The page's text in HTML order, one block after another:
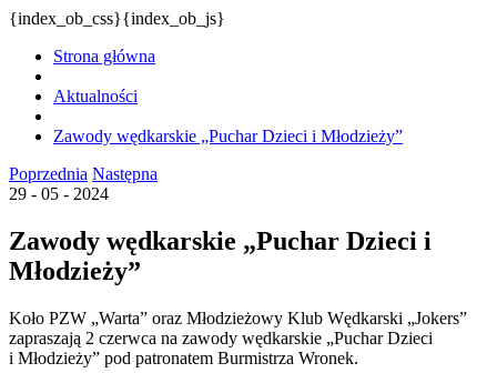
{index_ob_css}{index_ob_js}
Strona główna
Aktualności
Zawody wędkarskie „Puchar Dzieci i Młodzieży”
Poprzednia Następna
29 - 05 - 2024
Zawody wędkarskie „Puchar Dzieci i
Młodzieży”
Koło PZW „Warta” oraz Młodzieżowy Klub Wędkarski „Jokers”
zapraszają 2 czerwca na zawody wędkarskie „Puchar Dzieci
i Młodzieży” pod patronatem Burmistrza Wronek.